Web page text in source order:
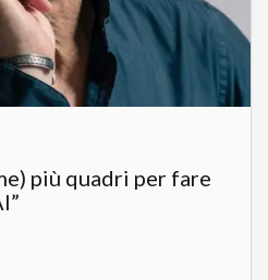
più quadri per fare